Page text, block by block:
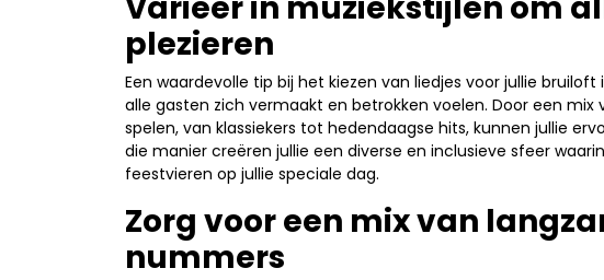
plezieren
Een waardevolle tip bij het kiezen van liedjes voor jullie
alle gasten zich vermaakt en betrokken voelen. Door een
spelen, van klassiekers tot hedendaagse hits, kunnen jullie
die manier creëren jullie een diverse en inclusieve sfeer
feestvieren op jullie speciale dag.
Zorg voor een mix van
nummers